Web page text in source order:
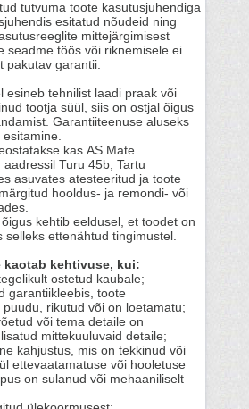
tutvuma toote kasutusjuhendiga
esitatud nõudeid ning
mittejärgimisest
seadme töös või riknemisele ei
pakutav garantii.
esineb tehnilist laadi praak või
tootja süül, siis on ostjal õigus
Garantiiteenuse aluseks
kas AS Mate
Turu 45b, Tartu
asuvates atesteeritud ja toote
hooldus- ja remondi- või
kehtib eeldusel, et toodet on
selleks ettenähtud tingimustel.
kaotab kehtivuse, kui:
ostetud kaubale;
garantiikleebis, toote
rikutud või on loetamatu;
või tema detaile on
mittekuuluvaid detaile;
kahjustus, mis on tekkinud või
ettevaatamatuse või hooletuse
on sulanud või mehaaniliselt